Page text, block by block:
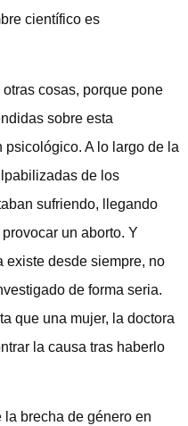
científico es
cosas, porque pone
sobre esta
A lo largo de la
de los
sufriendo, llegando
un aborto. Y
existe desde siempre, no
de forma seria.
que una mujer, la doctora
la causa tras haberlo
brecha de género en